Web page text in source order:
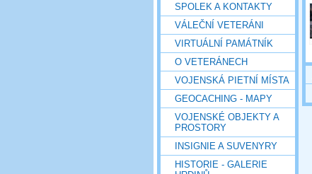
SPOLEK A KONTAKTY
VÁLEČNÍ VETERÁNI
VIRTUÁLNÍ PAMÁTNÍK
O VETERÁNECH
VOJENSKÁ PIETNÍ MÍSTA
GEOCACHING - MAPY
VOJENSKÉ OBJEKTY A
PROSTORY
INSIGNIE A SUVENYRY
HISTORIE - GALERIE